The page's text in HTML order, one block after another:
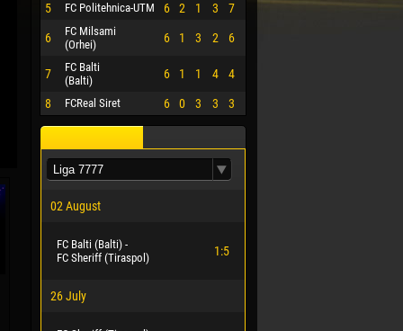
5 FC Politehnica-UTM 6 2 1 3 7
6
FC Milsami
(Orhei)
6 1 3 2 6
7
FC Balti
(Balti)
6 1 1 4 4
8 FCReal Siret 6 0 3 3 3
02 August
FC Balti (Balti) -
FC Sheriff (Tiraspol)
1:5
26 July